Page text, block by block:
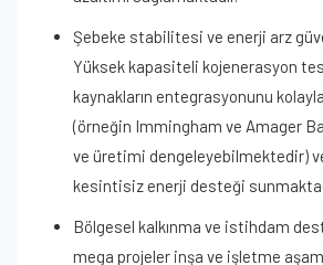
Şebeke stabilitesi ve enerji arz
Yüksek kapasiteli kojenerasyon
kaynakların entegrasyonunu
(örneğin Immingham ve Amager
ve üretimi dengeleyebilmektedir)
kesintisiz enerji desteği
Bölgesel kalkınma ve istihdam
mega projeler inşa ve işletme